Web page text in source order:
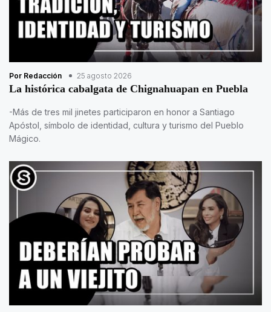
Por Redacción 25 agosto 2026
La histórica cabalgata de Chignahuapan en Puebla
-Más de tres mil jinetes participaron en honor a Santiago
Apóstol, símbolo de identidad, cultura y turismo del Pueblo
Mágico.